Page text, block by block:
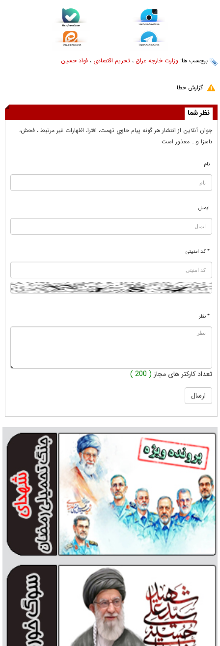
برچسب ها: وزارت خارجه عراق ، تحریم اقتصادی ، فواد حسین
گزارش خطا
نظر شما
جوان آنلاين از انتشار هر گونه پيام حاوي تهمت، افترا، اظهارات غير مرتبط ، فحش،
ناسزا و... معذور است
نام
ایمیل
* کد امنیتی
* نظر
تعداد کارکتر های مجاز ( 200 )